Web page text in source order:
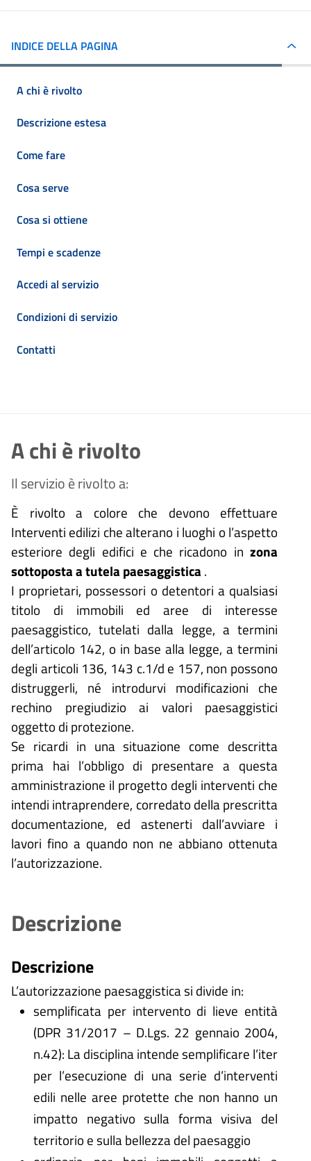
INDICE DELLA PAGINA
A chi è rivolto
Descrizione estesa
Come fare
Cosa serve
Cosa si ottiene
Tempi e scadenze
Accedi al servizio
Condizioni di servizio
Contatti
A chi è rivolto
Il servizio è rivolto a:
È rivolto a colore che devono effettuare
Interventi edilizi che alterano i luoghi o l’aspetto
esteriore degli edifici e che ricadono in zona
sottoposta a tutela paesaggistica .
I proprietari, possessori o detentori a qualsiasi
titolo di immobili ed aree di interesse
paesaggistico, tutelati dalla legge, a termini
dell’articolo 142, o in base alla legge, a termini
degli articoli 136, 143 c.1/d e 157, non possono
distruggerli, né introdurvi modificazioni che
rechino pregiudizio ai valori paesaggistici
oggetto di protezione.
Se ricardi in una situazione come descritta
prima hai l’obbligo di presentare a questa
amministrazione il progetto degli interventi che
intendi intraprendere, corredato della prescritta
documentazione, ed astenerti dall’avviare i
lavori fino a quando non ne abbiano ottenuta
l’autorizzazione.
Descrizione
Descrizione
L’autorizzazione paesaggistica si divide in:
semplificata per intervento di lieve entità
(DPR 31/2017 – D.Lgs. 22 gennaio 2004,
n.42): La disciplina intende semplificare l’iter
per l’esecuzione di una serie d’interventi
edili nelle aree protette che non hanno un
impatto negativo sulla forma visiva del
territorio e sulla bellezza del paesaggio